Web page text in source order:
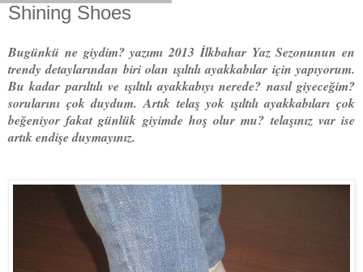
Shining Shoes
Bugünkü ne giydim? yazımı 2013 İlkbahar Yaz Sezonunun en
trendy detaylarından biri olan ışıltılı ayakkabılar için yapıyorum.
Bu kadar parıltılı ve ışıltılı ayakkabıyı nerede? nasıl giyeceğim?
sorularını çok duydum. Artık telaş yok ışıltılı ayakkabıları çok
beğeniyor fakat günlük giyimde hoş olur mu? telaşınız var ise
artık endişe duymayınız.